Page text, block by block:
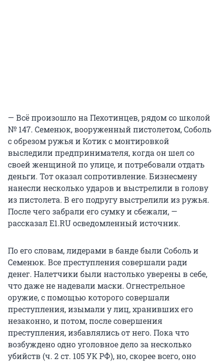
— Всё произошло на Пехотинцев, рядом со школой
№ 147. Семенюк, вооруженный пистолетом, Соболь
с обрезом ружья и Котик с монтировкой
выследили предпринимателя, когда он шел со
своей женщиной по улице, и потребовали отдать
деньги. Тот оказал сопротивление. Бизнесмену
нанесли несколько ударов и выстрелили в голову
из пистолета. В его подругу выстрелили из ружья.
После чего забрали его сумку и сбежали, —
рассказал E1.RU осведомленный источник.
По его словам, лидерами в банде были Соболь и
Семенюк. Все преступления совершали ради
денег. Налетчики были настолько уверены в себе,
что даже не надевали маски. Огнестрельное
оружие, с помощью которого совершали
преступления, изымали у лиц, хранивших его
незаконно, и потом, после совершения
преступления, избавлялись от него. Пока что
возбуждено одно уголовное дело за несколько
убийств (ч. 2 ст. 105 УК РФ), но, скорее всего, оно